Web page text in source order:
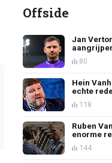
Offside
Jan
80
Hein
echte
118
Ruben
enorme
144